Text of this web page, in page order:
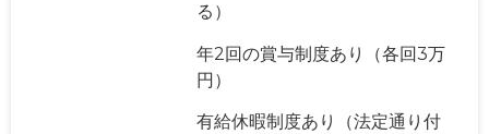
る）
年2回の賞与制度あり（各回3万
円）
有給休暇制度あり（法定通り付